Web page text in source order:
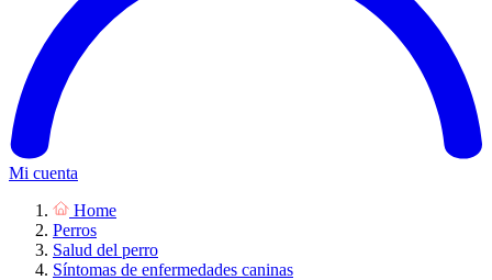
Mi cuenta
Home
Perros
Salud del perro
Síntomas de enfermedades caninas